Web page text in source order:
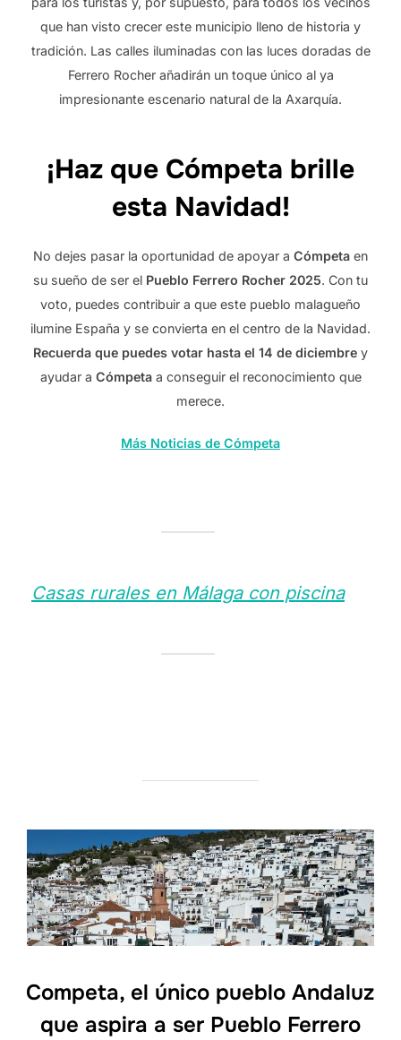
que han visto crecer este municipio lleno de historia y
tradición. Las calles iluminadas con las luces doradas de
Ferrero Rocher añadirán un toque único al ya
impresionante escenario natural de la Axarquía.
¡Haz que Cómpeta brille
esta Navidad!
No dejes pasar la oportunidad de apoyar a Cómpeta en
su sueño de ser el Pueblo Ferrero Rocher 2025. Con tu
voto, puedes contribuir a que este pueblo malagueño
ilumine España y se convierta en el centro de la Navidad.
Recuerda que puedes votar hasta el 14 de diciembre y
ayudar a Cómpetaa conseguir el reconocimiento que
merece.
Más Noticias de Cómpeta
Casas rurales en Málaga con piscina
Competa, el único pueblo Andaluz
que aspira a ser Pueblo Ferrero